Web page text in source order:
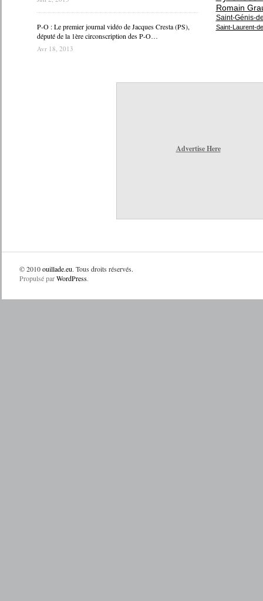
Romain
Saint-Génis-
Saint-Laurent-
P-O : Le premier journal vidéo de Jacques Cresta (PS),
député de la 1ère circonscription des P-O…
Avr 18, 2013
Advertise Here
© 2010ouillade.eu. Tous droits réservés.
Propulsé parWordPress.